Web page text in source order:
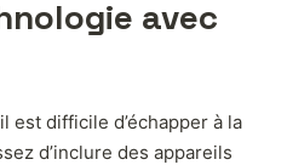
avec
est difficile d’échapper à la
d’inclure des appareils